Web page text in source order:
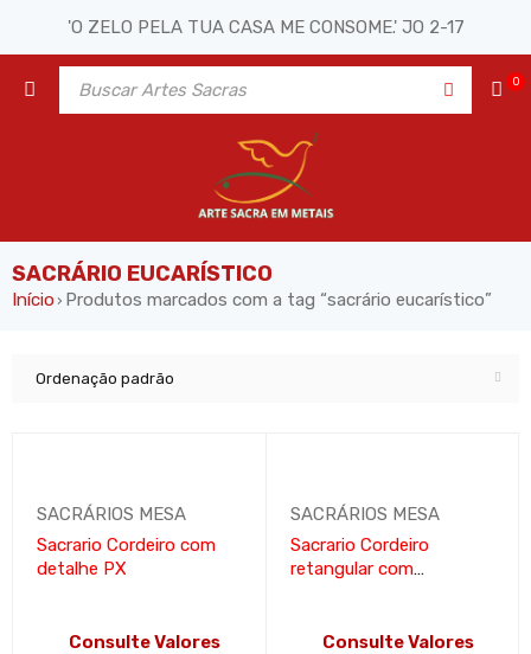
'O ZELO PELA TUA CASA ME CONSOME.' JO 2-17
0
SACRÁRIO EUCARÍSTICO
Início› Produtos marcados com a tag “sacrário eucarístico”
Ordenação padrão
SACRÁRIOS MESA
Sacrario Cordeiro com
detalhe PX
Consulte Valores
SACRÁRIOS MESA
Sacrario Cordeiro
retangular com
Consulte Valores